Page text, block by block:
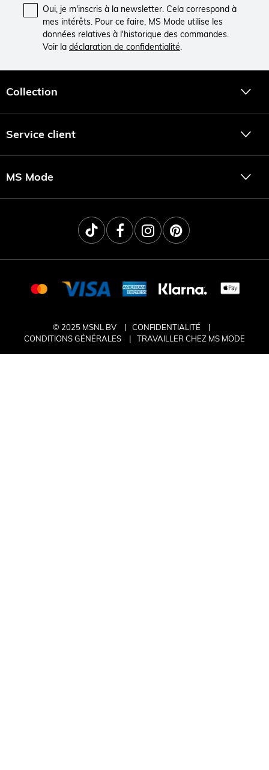
Oui, je m'inscris à la newsletter. Cela correspond à
mes intérêts. Pour ce faire, MS Mode utilise les
données relatives à l'historique des commandes.
Voir la déclaration de confidentialité.
Collection
Service client
MS Mode
© 2025 MSNL BV
CONFIDENTIALITÉ
CONDITIONS GÉNÉRALES
TRAVAILLER CHEZ MS MODE